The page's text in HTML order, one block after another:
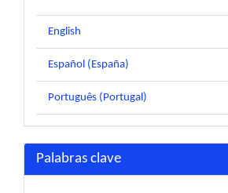
English
Español (España)
Português (Portugal)
Palabras clave